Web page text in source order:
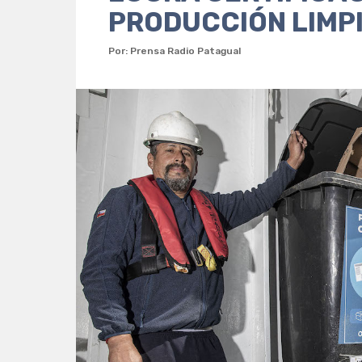
PRODUCCIÓN
Por: Prensa Radio Patagual